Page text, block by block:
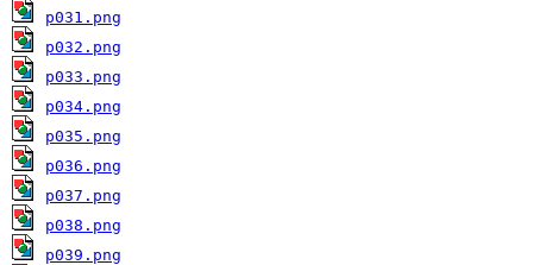
p031.png
p032.png
p033.png
p034.png
p035.png
p036.png
p037.png
p038.png
p039.png